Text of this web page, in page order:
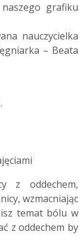
grafiku
nauczycielka
– Beata
z oddechem,
wzmacniając
temat bólu w
z oddechem by